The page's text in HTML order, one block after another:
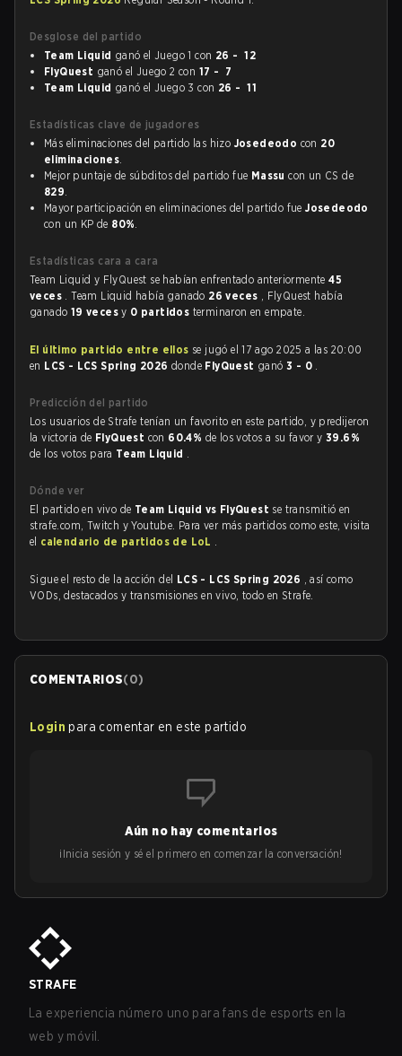
Desglose del partido
Team Liquid ganó el Juego 1 con 26 - 12
FlyQuest ganó el Juego 2 con 17 - 7
Team Liquid ganó el Juego 3 con 26 - 11
Estadísticas clave de jugadores
Más eliminaciones del partido las hizo Josedeodo con 20
eliminaciones.
Mejor puntaje de súbditos del partido fue Massu con un CS de
829.
Mayor participación en eliminaciones del partido fueJosedeodo
con un KP de 80%.
Estadísticas cara a cara
Team Liquid y FlyQuest se habían enfrentado anteriormente45
veces . Team Liquid había ganado 26 veces , FlyQuest había
ganado 19 vecesy 0 partidos terminaron en empate.
El último partido entre ellos se jugó el 17 ago 2025 a las 20:00
en LCS - LCS Spring 2026donde FlyQuest ganó3 - 0 .
Predicción del partido
Los usuarios de Strafe tenían un favorito en este partido, y predijeron
la victoria de FlyQuest con 60.4% de los votos a su favor y39.6%
de los votos para Team Liquid .
Dónde ver
El partido en vivo de Team Liquid vs FlyQuest se transmitió en
strafe.com, Twitch y Youtube. Para ver más partidos como este, visita
el calendario de partidos de LoL .
Sigue el resto de la acción del LCS - LCS Spring 2026 , así como
VODs, destacados y transmisiones en vivo, todo en Strafe.
COMENTARIOS(0)
Login para comentar en este partido
Aún no hay comentarios
¡Inicia sesión y sé el primero en comenzar la conversación!
STRAFE
La experiencia número uno para fans de esports en la
web y móvil.